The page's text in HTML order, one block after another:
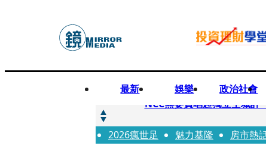
最新 娛樂 政治社會
快訊
NCC無委員唱起獨立空城
快訊
六強片齊聚桃影 小薰《祖
2026瘋世足 魅力基隆 房市熱